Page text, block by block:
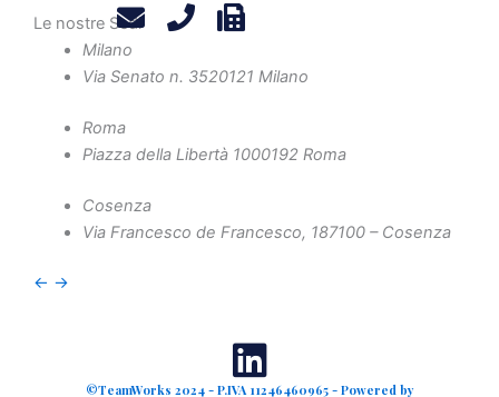
Le nostre Sedi
Milano
Via Senato n. 3520121 Milano
Roma
Piazza della Libertà 1000192 Roma
Cosenza
Via Francesco de Francesco, 187100 – Cosenza
← →
Attività
Diritto Societario
Diritto Tributario
Diritto Amministrativo
Diritto Penale
©TeamWorks 2024 - P.IVA 11246460965 - Powered by